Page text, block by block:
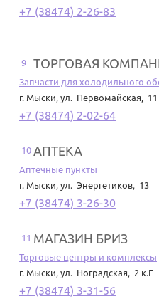
+7 (38474) 2-26-83
9 ТОРГОВАЯ
Запчасти для холодильного
г. Мыски, ул. Первомайская, 11
+7 (38474) 2-02-64
10 АПТЕКА
Аптечные пункты
г. Мыски, ул. Энергетиков, 13
+7 (38474) 3-26-30
11 МАГАЗИН БРИЗ
Торговые центры и комплексы
г. Мыски, ул. Ноградская, 2 к.Г
+7 (38474) 3-31-56